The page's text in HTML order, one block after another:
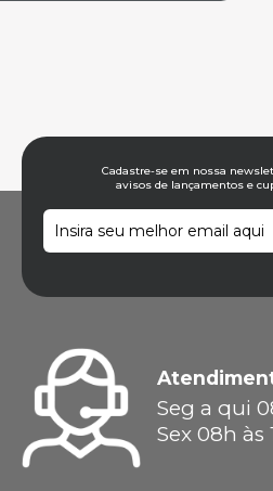
Cadastre-se em nossa
avisos de lançamentos e
Seg a qui
Sex 08h às